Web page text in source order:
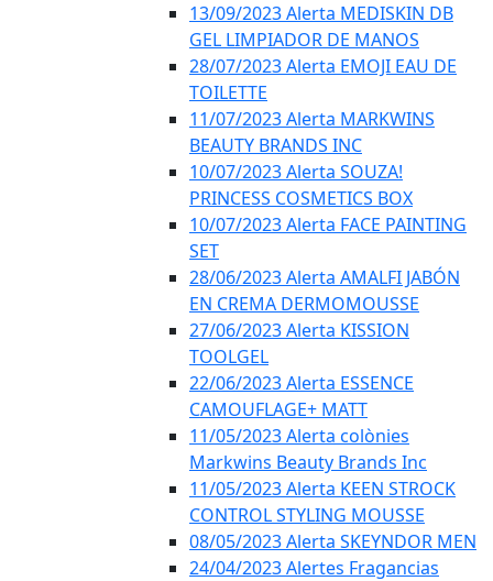
13/09/2023 Alerta MEDISKIN DB
GEL LIMPIADOR DE MANOS
28/07/2023 Alerta EMOJI EAU DE
TOILETTE
11/07/2023 Alerta MARKWINS
BEAUTY BRANDS INC
10/07/2023 Alerta SOUZA!
PRINCESS COSMETICS BOX
10/07/2023 Alerta FACE PAINTING
SET
28/06/2023 Alerta AMALFI JABÓN
EN CREMA DERMOMOUSSE
27/06/2023 Alerta KISSION
TOOLGEL
22/06/2023 Alerta ESSENCE
CAMOUFLAGE+ MATT
11/05/2023 Alerta colònies
Markwins Beauty Brands Inc
11/05/2023 Alerta KEEN STROCK
CONTROL STYLING MOUSSE
08/05/2023 Alerta SKEYNDOR MEN
24/04/2023 Alertes Fragancias